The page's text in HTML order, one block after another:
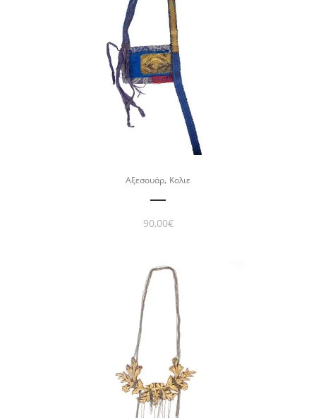
Αξεσουάρ, Κολιε
90,00€